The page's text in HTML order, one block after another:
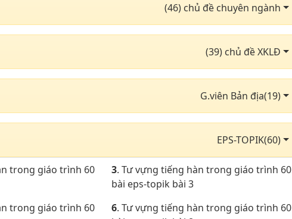
(46) chủ đề chuyên ngành
(39) chủ đề XKLĐ
G.viên Bản địa(19)
EPS-TOPIK(60)
trong giáo trình 60
3. Tư vựng tiếng hàn trong giáo trình 60
bài eps-topik bài 3
trong giáo trình 60
6. Tư vựng tiếng hàn trong giáo trình 60